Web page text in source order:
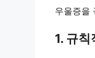
우울증을
1. 규